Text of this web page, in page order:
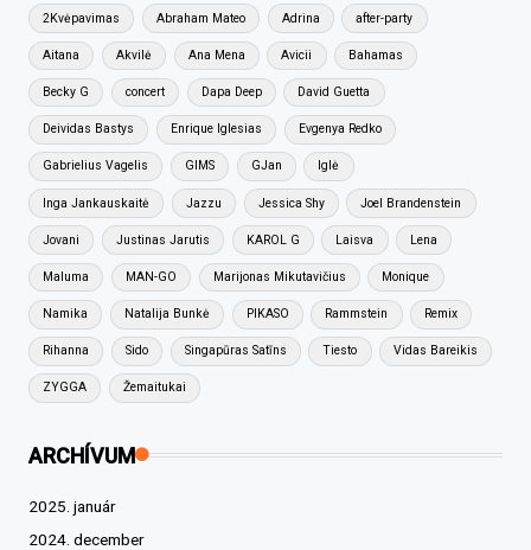
2Kvėpavimas Abraham Mateo Adrina after-party
Aitana Akvilė Ana Mena Avicii Bahamas
Becky G concert Dapa Deep David Guetta
Deividas Bastys Enrique Iglesias Evgenya Redko
Gabrielius Vagelis GIMS GJan Iglė
Inga Jankauskaitė Jazzu Jessica Shy Joel Brandenstein
Jovani Justinas Jarutis KAROL G Laisva Lena
Maluma MAN-GO Marijonas Mikutavičius Monique
Namika Natalija Bunkė PIKASO Rammstein Remix
Rihanna Sido Singapūras Satīns Tiesto Vidas Bareikis
ZYGGA Žemaitukai
ARCHÍVUM
2025. január
2024. december